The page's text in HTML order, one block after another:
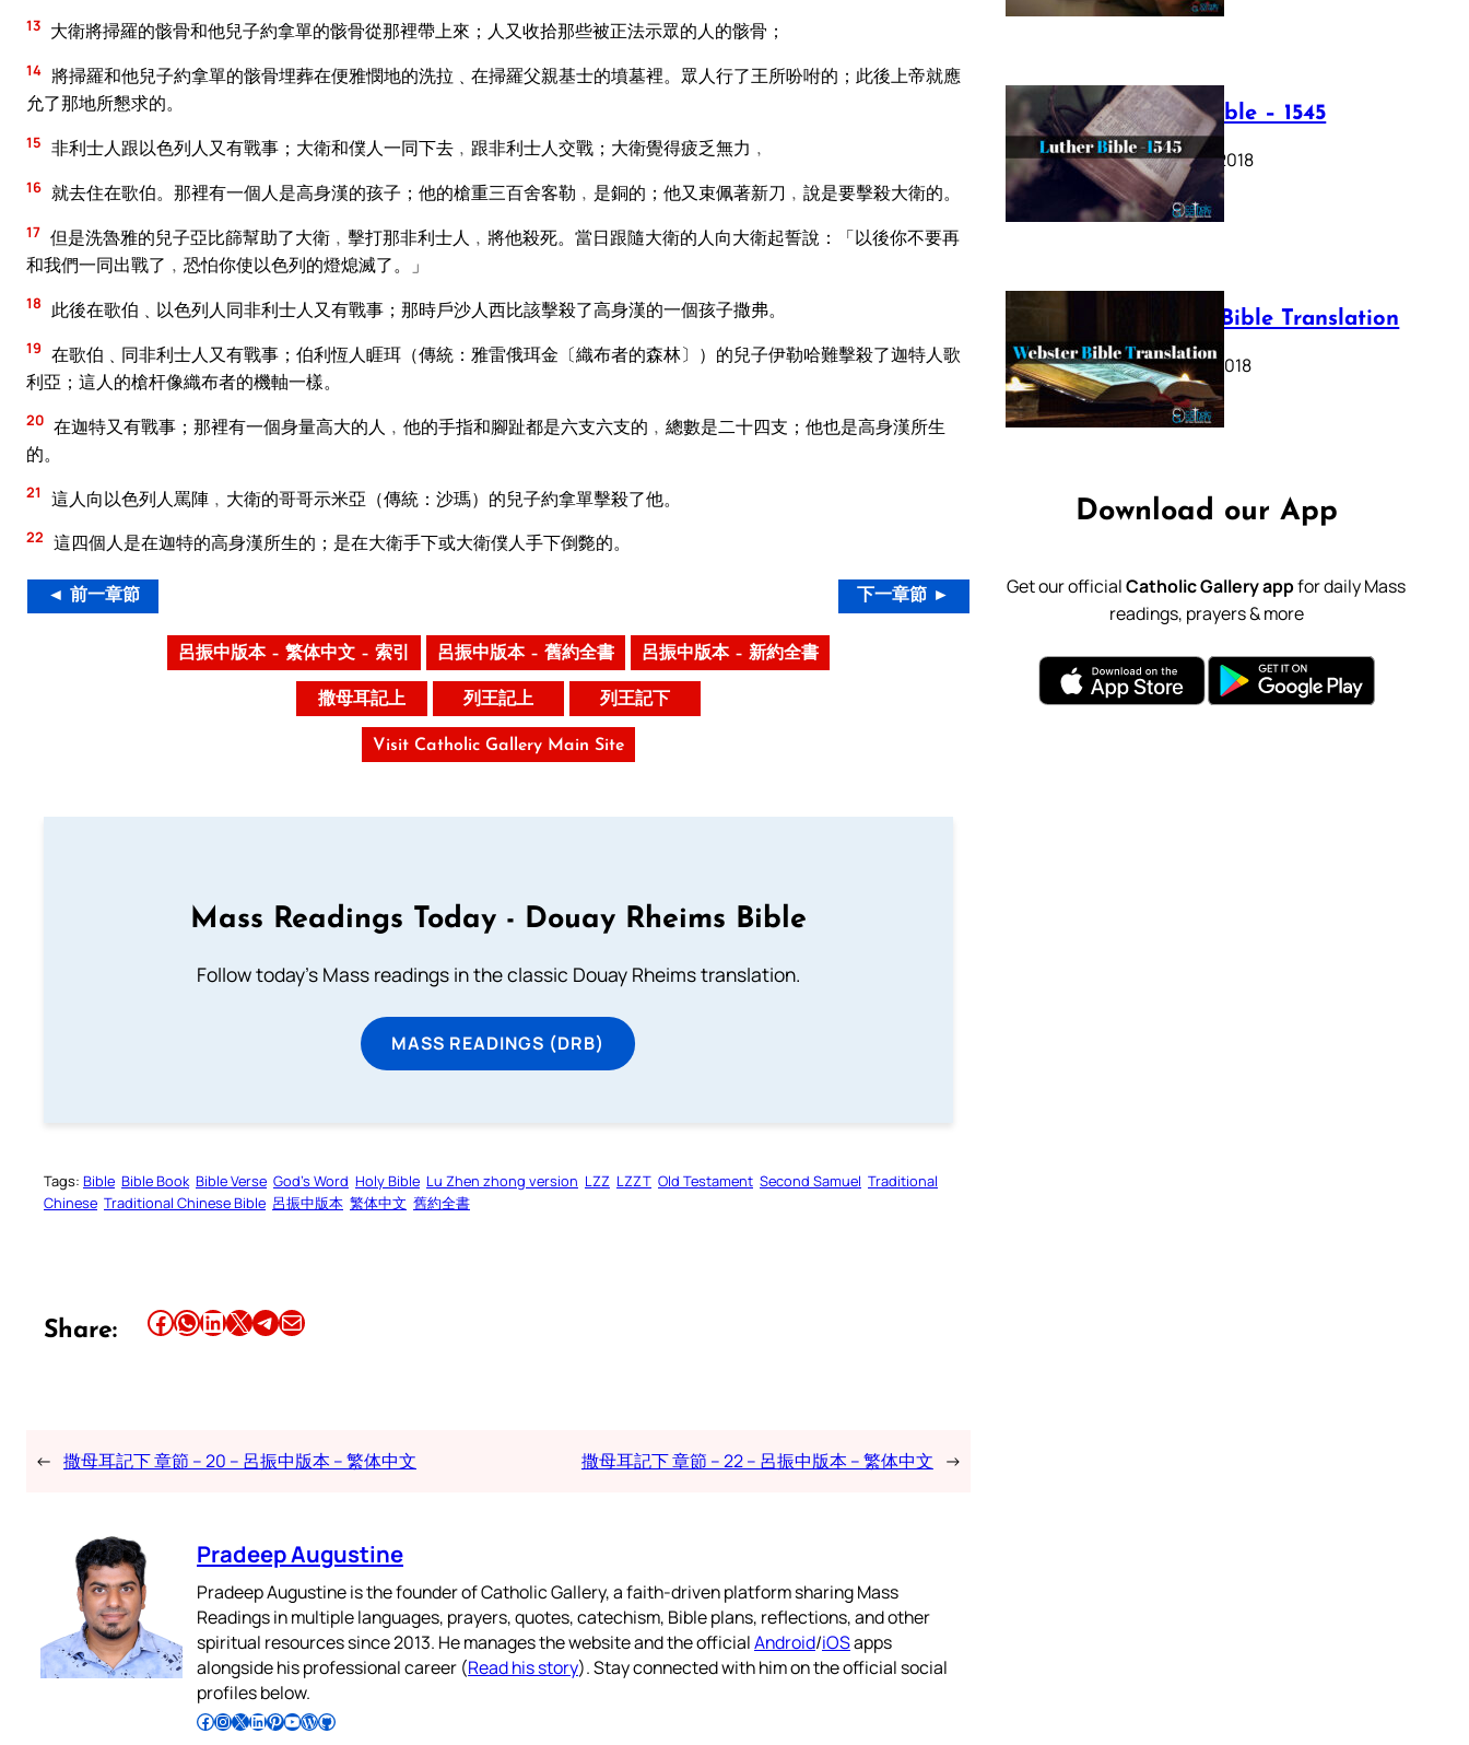
13 大衛將掃羅的骸骨和他兒子約拿單的骸骨從那裡帶上來；人又收拾那些被正法示眾的人的骸骨；
14 將掃羅和他兒子約拿單的骸骨埋葬在便雅憫地的洗拉﹑在掃羅父親基士的墳墓裡。眾人行了王所吩咐的；此後上帝就應
允了那地所懇求的。
15 非利士人跟以色列人又有戰事；大衛和僕人一同下去﹐跟非利士人交戰；大衛覺得疲乏無力﹐
16 就去住在歌伯。那裡有一個人是高身漢的孩子；他的槍重三百舍客勒﹐是銅的；他又束佩著新刀﹐說是要擊殺大衛的。
17 但是洗魯雅的兒子亞比篩幫助了大衛﹐擊打那非利士人﹐將他殺死。當日跟隨大衛的人向大衛起誓說：「以後你不要再
和我們一同出戰了﹐恐怕你使以色列的燈熄滅了。」
18 此後在歌伯﹑以色列人同非利士人又有戰事；那時戶沙人西比該擊殺了高身漢的一個孩子撒弗。
19 在歌伯﹑同非利士人又有戰事；伯利恆人睚珥（傳統：雅雷俄珥金〔織布者的森林〕）的兒子伊勒哈難擊殺了迦特人歌
利亞；這人的槍杆像織布者的機軸一樣。
20 在迦特又有戰事；那裡有一個身量高大的人﹐他的手指和腳趾都是六支六支的﹐總數是二十四支；他也是高身漢所生
的。
21 這人向以色列人罵陣﹐大衛的哥哥示米亞（傳統：沙瑪）的兒子約拿單擊殺了他。
22 這四個人是在迦特的高身漢所生的；是在大衛手下或大衛僕人手下倒斃的。
◄ 前一章節 下一章節 ►
呂振中版本 – 繁体中文 – 索引 呂振中版本 – 舊約全書 呂振中版本 – 新約全書
撒母耳記上 列王記上 列王記下
Visit Catholic Gallery Main Site
Mass Readings Today - Douay Rheims Bible
Follow today's Mass readings in the classic Douay Rheims translation.
MASS READINGS (DRB)
Tags: Bible Bible Book Bible Verse God’s Word Holy Bible Lu Zhen zhong version LZZ LZZT Old Testament Second Samuel Traditional
Chinese Traditional Chinese Bible 呂振中版本 繁体中文 舊約全書
Share: Share this article on Facebook Share this article on WhatsApp Share this article on LinkedIn Share this article on X Share this article on TelegramEmail this Article
← 撒母耳記下 章節 – 20 – 呂振中版本 – 繁体中文 撒母耳記下 章節 – 22 – 呂振中版本 – 繁体中文 →
Pradeep Augustine
Pradeep Augustine is the founder of Catholic Gallery, a faith-driven platform sharing Mass
Readings in multiple languages, prayers, quotes, catechism, Bible plans, reflections, and other
spiritual resources since 2013. He manages the website and the officialAndroid/iOSapps
alongside his professional career (Read his story). Stay connected with him on the official social
profiles below.
Follow Pradeep on Facebook Follow Pradeep on InstagramFollow Pradeep on X Follow Pradeep on LinkedIn Follow Pradeep on Pinterest Subscribe to Pradeep’s Youtube Channel Follow Pradeep on WordPress Follow Pradeep on GitHub
Luther Bible – 1545
October 17, 2018
Webster Bible Translation
October 11, 2018
Download our App
Get our officialCatholic Gallery appfor daily Mass
readings, prayers & more